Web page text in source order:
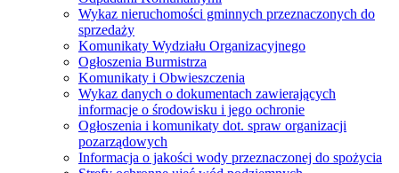
Wykaz nieruchomości gminnych przeznaczonych do
sprzedaży
Komunikaty Wydziału Organizacyjnego
Ogłoszenia Burmistrza
Komunikaty i Obwieszczenia
Wykaz danych o dokumentach zawierających
informacje o środowisku i jego ochronie
Ogłoszenia i komunikaty dot. spraw organizacji
pozarządowych
Informacja o jakości wody przeznaczonej do spożycia